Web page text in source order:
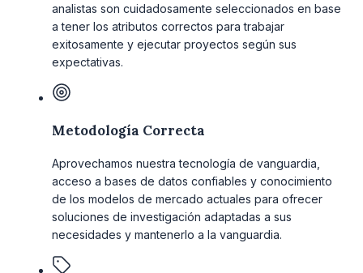
analistas son cuidadosamente seleccionados en base
a tener los atributos correctos para trabajar
exitosamente y ejecutar proyectos según sus
expectativas.
Metodología Correcta
Aprovechamos nuestra tecnología de vanguardia,
acceso a bases de datos confiables y conocimiento
de los modelos de mercado actuales para ofrecer
soluciones de investigación adaptadas a sus
necesidades y mantenerlo a la vanguardia.